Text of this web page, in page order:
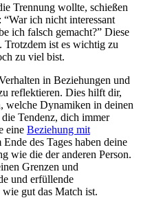
Trennung wollte, schießen
ich nicht interessant
ich falsch gemacht?” Diese
Trotzdem ist es wichtig zu
zu viel bist.
in Beziehungen und
reflektieren. Dies hilft dir,
welche Dynamiken in deinen
Tendenz, dich immer
eine Beziehung mit
des Tages haben deine
wie die der anderen Person.
Grenzen und
und erfüllende
gut das Match ist.